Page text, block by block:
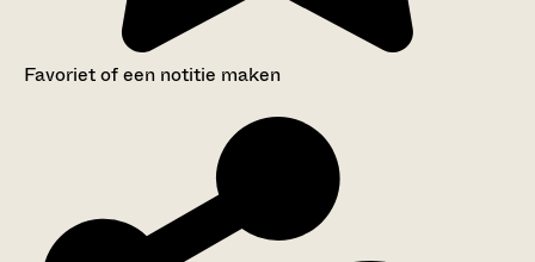
Favoriet of een notitie maken